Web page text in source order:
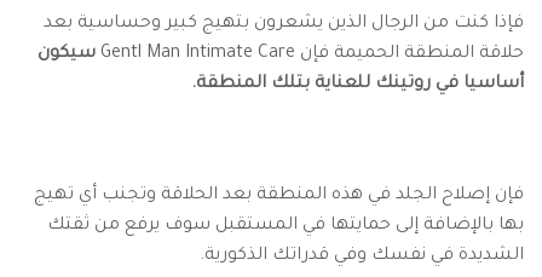
فإذا كنت من الرجال الذين يشعرون بتهيج كبير وحساسية بعد
حلاقة المنطقة الحميمة فإن Gentl Man Intimate Care
سيكون
أساسيا في روتينك للعناية بتلك المنطقة.
فإن إصلاح الجلد في هذه المنطقة بعد الحلاقة وتجنب أي تهيج
بها بالإضافة إلى حمايتها في المستقبل سوف يرفع من ثقتك
الشديدة في نفسك وفي قدراتك الذكورية.